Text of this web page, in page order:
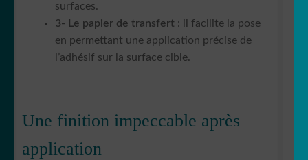
surfaces.
3- Le papier de transfert : il facilite la pose
en permettant une application précise de
l’adhésif sur la surface cible.
Une finition impeccable après
application